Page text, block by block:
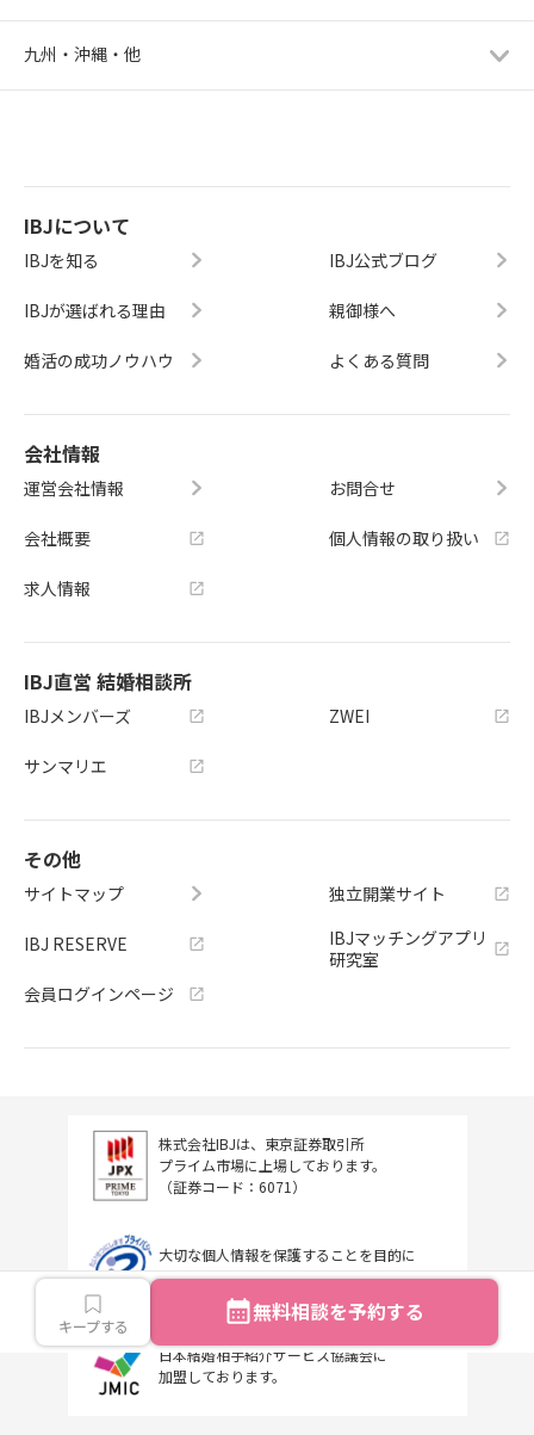
キープする 無料相談を予約する
九州・沖縄・他
IBJについて
IBJを知る
IBJが選ばれる理由
婚活の成功ノウハウ
IBJ公式ブログ
親御様へ
よくある質問
会社情報
運営会社情報
会社概要
求人情報
お問合せ
個人情報の取り扱い
IBJ直営 結婚相談所
IBJメンバーズ
サンマリエ
ZWEI
その他
サイトマップ
IBJ RESERVE
会員ログインページ
独立開業サイト
IBJマッチングアプリ
研究室
株式会社IBJは、東京証券取引所
プライム市場に上場しております。
（証券コード：6071）
大切な個人情報を保護することを目的に
プライバシーマークを取得しています。
日本結婚相手紹介サービス協議会に
加盟しております。